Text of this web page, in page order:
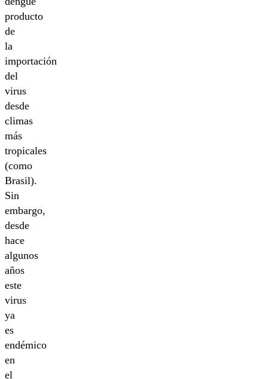
producto
de
la
importación
del
virus
desde
climas
más
tropicales
(como
Brasil).
Sin
embargo,
desde
hace
algunos
años
este
virus
ya
es
endémico
en
el